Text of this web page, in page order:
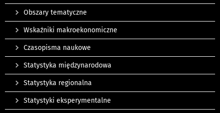
Obszary tematyczne
Wskaźniki makroekonomiczne
Czasopisma naukowe
Statystyka międzynarodowa
Statystyka regionalna
Statystyki eksperymentalne